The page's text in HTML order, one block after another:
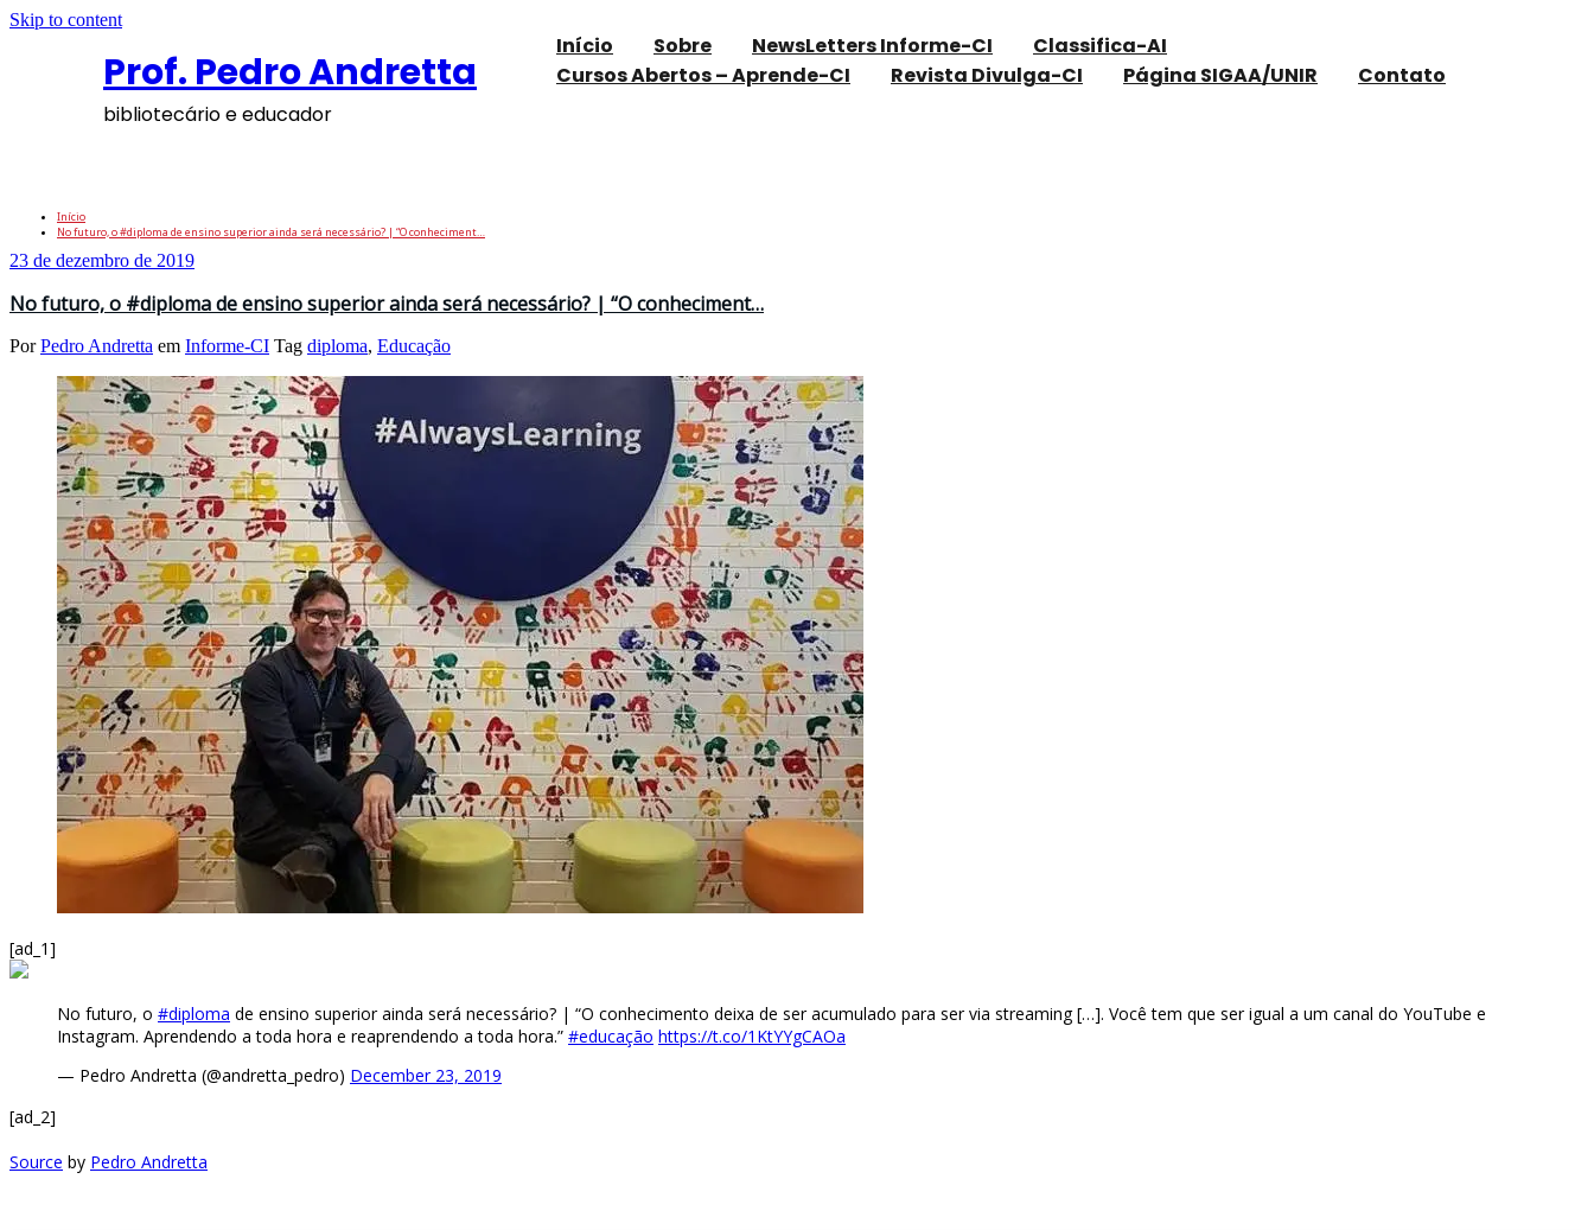
Skip to content
Prof. Pedro Andretta
bibliotecário e educador
Início Sobre NewsLetters Informe-CI
Classifica-AI
Cursos Abertos – Aprende-CI
Revista Divulga-CI Página SIGAA/UNIR Contato
Início
No futuro, o #diploma de ensino superior ainda será necessário? | “O conheciment…
23 de dezembro de 2019
No futuro, o #diploma de ensino superior ainda será necessário? | “O conheciment…
PorPedro Andretta em Informe-CI Tag diploma, Educação
[ad_1]
No futuro, o #diploma de ensino superior ainda será necessário? | “O conhecimento deixa de ser acumulado para ser via streaming […]. Você tem que ser igual a um canal do YouTube e
Instagram. Aprendendo a toda hora e reaprendendo a toda hora.” #educação https://t.co/1KtYYgCAOa
— Pedro Andretta (@andretta_pedro) December 23, 2019
[ad_2]
Source by Pedro Andretta